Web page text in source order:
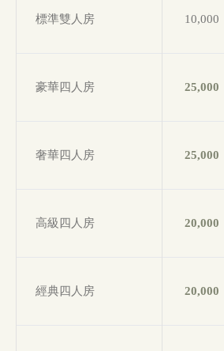
標準雙人房 10,000
豪華四人房 25,000
奢華四人房 25,000
高級四人房 20,000
經典四人房 20,000